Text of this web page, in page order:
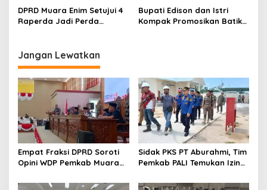
Sinergi Dukung Ketahanan
Energi Nasional
DPRD Muara Enim Setujui 4
Raperda Jadi Perda
Bupati Edison dan Istri
Kompak Promosikan Batik
Jangan Lewatkan
Empat Fraksi DPRD Soroti
Opini WDP Pemkab Muara
Kelola Keuangan
Sidak PKS PT Aburahmi, Tim
Pemkab PALI Temukan Izin